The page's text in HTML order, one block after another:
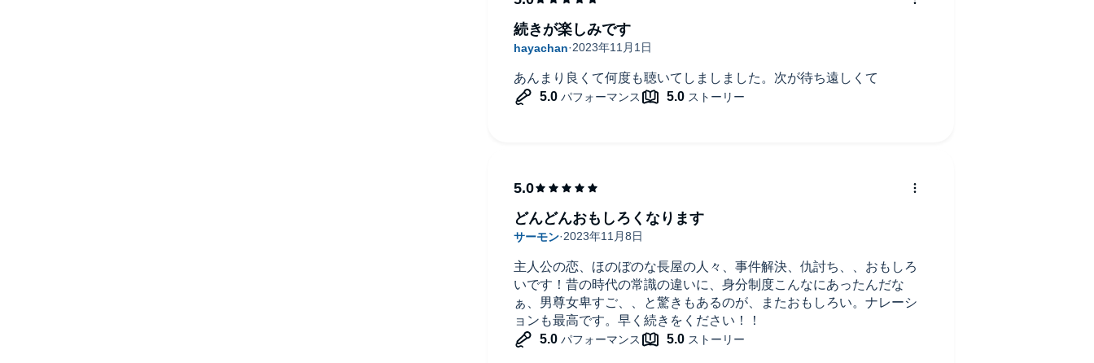
ね。彼女の声が物語全体に温かさを添えていて、特に感情が揺れ動く
シーンでは、その力が強く発揮されています。
さらに、江戸の町並みや浮世絵師たちの暮らしぶりが、ディテール豊
かに描かれているのもポイント高い。聞いているだけで、まるでタイ
この物語は、ミステリーでありながら、静かでじっくりとした展開が
特徴。
アクション満載ではないけど、その分、人物同士のやりとりや心の機
微が丁寧に描かれています。だから、聞いていると、いつの間にか江
戸の街並みに溶け込んで、律と一緒に謎を追っているような感覚に。
特に、細やかな感情描写や人間関係の複雑さが魅力なので、耳で聞く
とその繊細さがより一層際立ちます。
あんまり良くて何度も聴いてしましました。次が待ち遠しくて
続きが楽しみです
主人公の恋、ほのぼのな長屋の人々、事件解決、仇討ち、、おもしろ
いです！昔の時代の常識の違いに、身分制度こんなにあったんだな
ぁ、男尊女卑すご、、と驚きもあるのが、またおもしろい。ナレーシ
ョンも最高です。早く続きをください！！
どんどんおもしろくなります